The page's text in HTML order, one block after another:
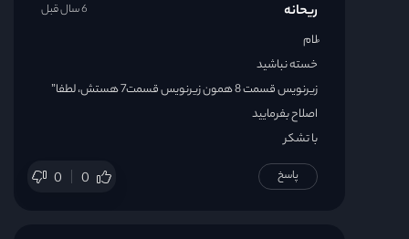
ریحانه
ُلام
خسته نباشید
زیرنویس قسمت 8 همون زیرنویس قسمت7 هستش، لطفا”
اصلاح بفرمایید
با تشکر
0 0
6 سال قبل
پاسخ